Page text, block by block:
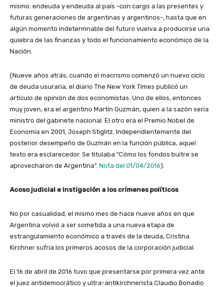
mismo: endeuda y endeuda al país -con cargo a las presentes y
futuras generaciones de argentinas y argentinos-, hasta que en
algún momento indetermnable del futuro vuelva a producirse una
quiebra de las finanzas y todo el funcionamiento económico de la
Nación.
(Nueve años atrás, cuando el macrismo comenzó un nuevo ciclo
de deuda usuraria, el diario The New York Times publicó un
artículo de opinión de dos economistas. Uno de ellos, entonces
muy joven, era el argentino Martín Guzmán, quien a la sazón sería
ministro del gabinete nacional. El otro era el Premio Nobel de
Economía en 2001, Joseph Stiglitz. Independientemente del
posterior desempeño de Guzmán en la función pública, aquel
texto era esclarecedor. Se titulaba “Cómo los fondos buitre se
aprovecharon de Argentina”. Nota del 01/04/2016).
Acoso judicial e instigación a los crímenes políticos
No por casualidad, el mismo mes de hace nueve años en que
Argentina volvió a ser sometida a una nueva etapa de
estrangulamiento económico a través de la deuda, Cristina
Kirchner sufría los primeros acosos de la corporación judicial.
El 16 de abril de 2016 tuvo que presentarse por primera vez ante
el juez antidemocrático y ultra-antikirchnerista Claudio Bonadio